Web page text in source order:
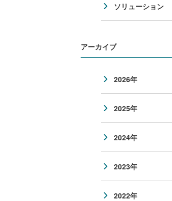
ソリューション
アーカイブ
2026年
2025年
2024年
2023年
2022年